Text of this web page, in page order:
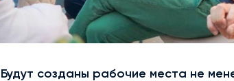
Будут созданы рабочие места не